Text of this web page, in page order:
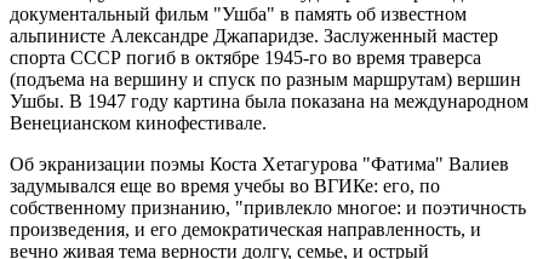
документальный фильм "Ушба" в память об известном
альпинисте Александре Джапаридзе. Заслуженный мастер
спорта СССР погиб в октябре 1945-го во время траверса
(подъема на вершину и спуск по разным маршрутам) вершин
Ушбы. В 1947 году картина была показана на международном
Венецианском кинофестивале.
Об экранизации поэмы Коста Хетагурова "Фатима" Валиев
задумывался еще во время учебы во ВГИКе: его, по
собственному признанию, "привлекло многое: и поэтичность
произведения, и его демократическая направленность, и
вечно живая тема верности долгу, семье, и острый